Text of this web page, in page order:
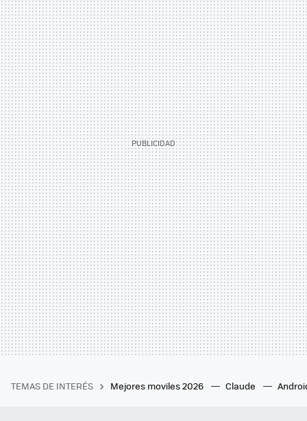
TEMAS DE INTERÉS Mejores moviles 2026 Claude